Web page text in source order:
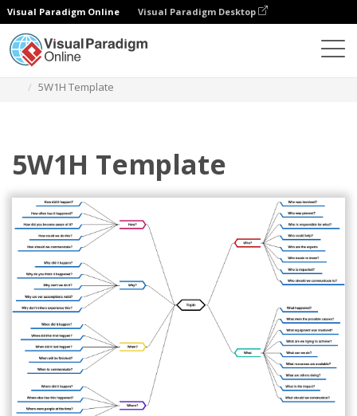
Visual Paradigm Online Visual Paradigm Desktop
5W1H Template
5W1H Template